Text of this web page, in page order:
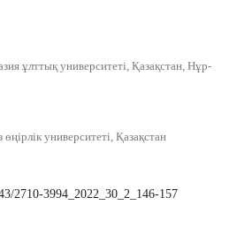
ұлттық университеті, Қазақстан, Нұр-
унивeрситeті, Қaзaқстaн
2710-3994_2022_30_2_146-157